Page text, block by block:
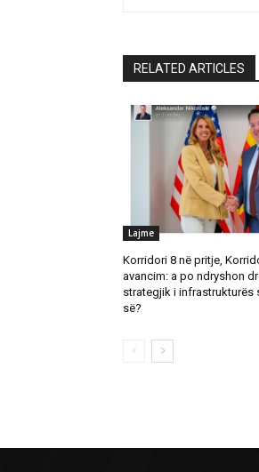
RELATED ARTICLES
Lajme
Korridori 8 në pritje,
avancim: a po ndryshon
strategjik i infrastrukturës
së?